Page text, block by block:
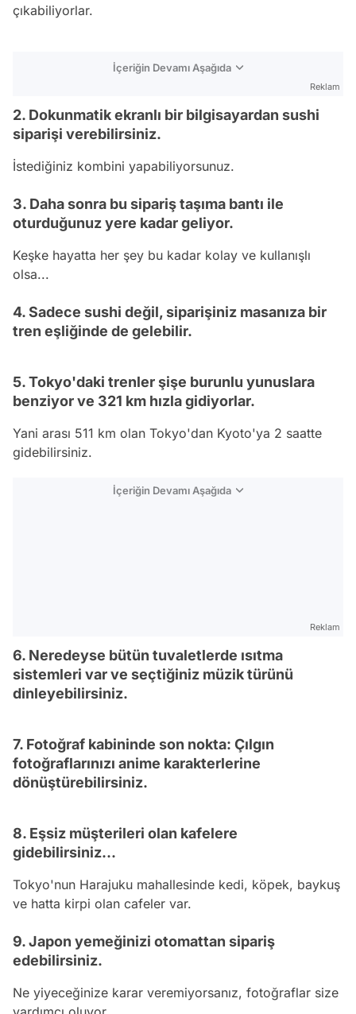
çıkabiliyorlar.
İçeriğin Devamı Aşağıda
Reklam
2. Dokunmatik ekranlı bir bilgisayardan sushi
siparişi verebilirsiniz.
İstediğiniz kombini yapabiliyorsunuz.
3. Daha sonra bu sipariş taşıma bantı ile
oturduğunuz yere kadar geliyor.
Keşke hayatta her şey bu kadar kolay ve kullanışlı
olsa...
4. Sadece sushi değil, siparişiniz masanıza bir
tren eşliğinde de gelebilir.
5. Tokyo'daki trenler şişe burunlu yunuslara
benziyor ve 321 km hızla gidiyorlar.
Yani arası 511 km olan Tokyo'dan Kyoto'ya 2 saatte
gidebilirsiniz.
İçeriğin Devamı Aşağıda
Reklam
6. Neredeyse bütün tuvaletlerde ısıtma
sistemleri var ve seçtiğiniz müzik türünü
dinleyebilirsiniz.
7. Fotoğraf kabininde son nokta: Çılgın
fotoğraflarınızı anime karakterlerine
dönüştürebilirsiniz.
8. Eşsiz müşterileri olan kafelere
gidebilirsiniz...
Tokyo'nun Harajuku mahallesinde kedi, köpek, baykuş
ve hatta kirpi olan cafeler var.
9. Japon yemeğinizi otomattan sipariş
edebilirsiniz.
Ne yiyeceğinize karar veremiyorsanız, fotoğraflar size